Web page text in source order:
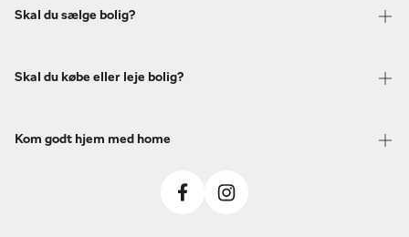
Skal du sælge bolig?
Skal du købe eller leje bolig?
Kom godt hjem med home